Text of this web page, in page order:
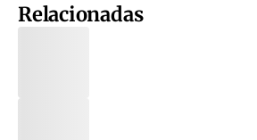
Relacionadas